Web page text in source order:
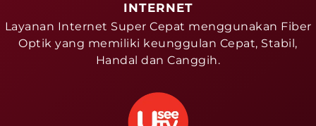
INTERNET
Layanan Internet Super Cepat menggunakan Fiber
Optik yang memiliki keunggulan Cepat, Stabil,
Handal dan Canggih.